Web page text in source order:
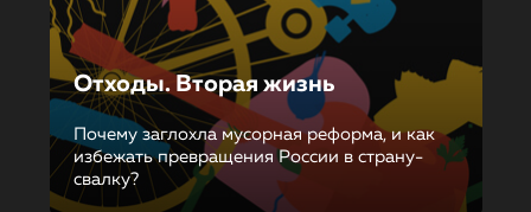
Отходы. Вторая жизнь
Почему заглохла мусорная реформа, и как
избежать превращения России в страну-
свалку?